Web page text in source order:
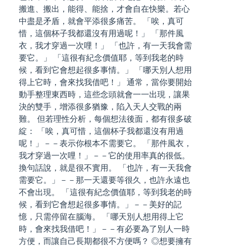
搬進、搬出，能得、能捨，才會自在快樂。若心
中盡是矛盾，就會平添很多痛苦。 「唉，真可
惜，這個杯子我都還沒有用過呢！」 「那件風
衣，我才穿過一次哩！」 「也許，有一天我會需
要它。」 「這很有紀念價值耶，等到我老的時
候，看到它會想起很多事情。」 「哪天別人想用
得上它時，會來找我借吧！」 通常，當你要開始
動手整理東西時，這些念頭就會一一出現，讓果
決的雙手，增添很多猶豫，陷入天人交戰的兩
難。 但若理性分析，每個想法後面，都有很多破
綻： 「唉，真可惜，這個杯子我都還沒有用過
呢！」－－表示你根本不需要它。 「那件風衣，
我才穿過一次哩！」－－它的使用率真的很低。
換句話說，就是很不實用。 「也許，有一天我會
需要它。」－－那一天還要等很久，也許永遠也
不會出現。 「這很有紀念價值耶，等到我老的時
候，看到它會想起很多事情。」－－美好的記
憶，只需停留在腦海。 「哪天別人想用得上它
時，會來找我借吧！」－－有必要為了別人一時
方便，而讓自己長期都很不方便嗎？ ◎想要擁有